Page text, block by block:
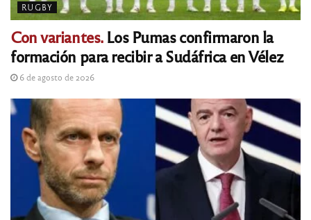
RUGBY
Con variantes.Los Pumas confirmaron la
formación para recibir a Sudáfrica en Vélez
6 de agosto de 2026